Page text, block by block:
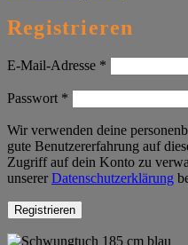
Registrieren
E-Mail-Adresse *
Passwort *
Wir verwenden deine
gute Benutzererfahrung auf
Zugriff auf dein Konto zu
unserer Datenschutzerklärung
Registrieren